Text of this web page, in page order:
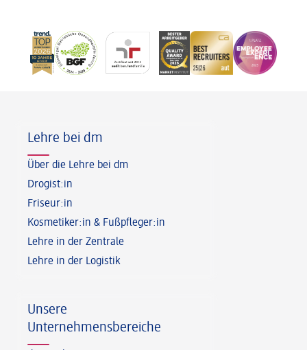
Lehre bei dm
Über die Lehre bei dm
Drogist:in
Friseur:in
Kosmetiker:in & Fußpfleger:in
Lehre in der Zentrale
Lehre in der Logistik
Unsere
Unternehmensbereiche